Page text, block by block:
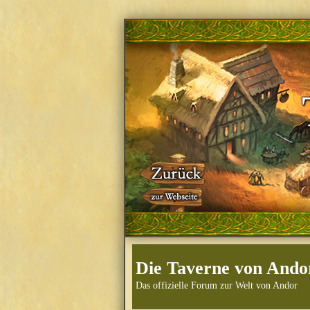
Die Taverne von
Das offizielle Forum zur Welt von Andor